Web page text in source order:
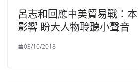
呂志和回應中美貿易戰：
影響 盼大人物聆聽小聲音
03/10/2018